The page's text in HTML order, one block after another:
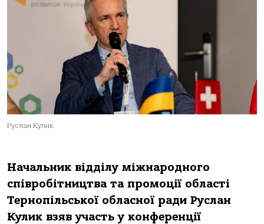
Руслан Кулик.
Начальник відділу міжнародного
співробітництва та промоції області
Тернопільської обласної ради Руслан
Кулик взяв участь у конференції